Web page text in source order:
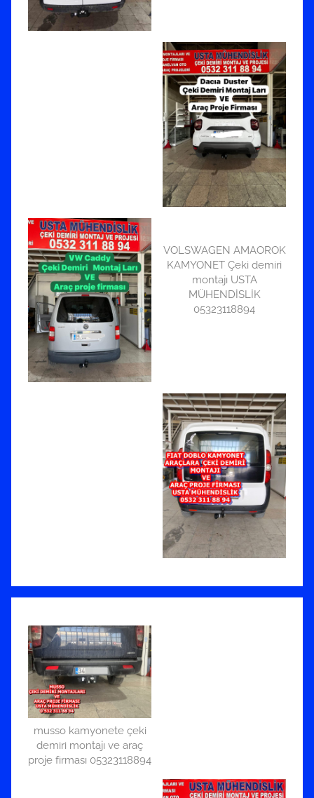
VOLSWAGEN AMAOROK
KAMYONET Çeki demiri
montajı USTA
MÜHENDİSLİK
05323118894
musso kamyonete çeki
demiri montajı ve araç
proje firması 05323118894